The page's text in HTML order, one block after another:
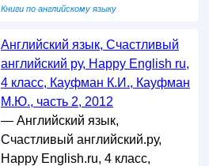
Книги по английскому языку
Английский язык, Счастливый
английский ру, Happy English ru,
4 класс, Кауфман К.И., Кауфман
М.Ю., часть 2, 2012
— Английский язык,
Счастливый английский.ру,
Happy English.ru, 4 класс,